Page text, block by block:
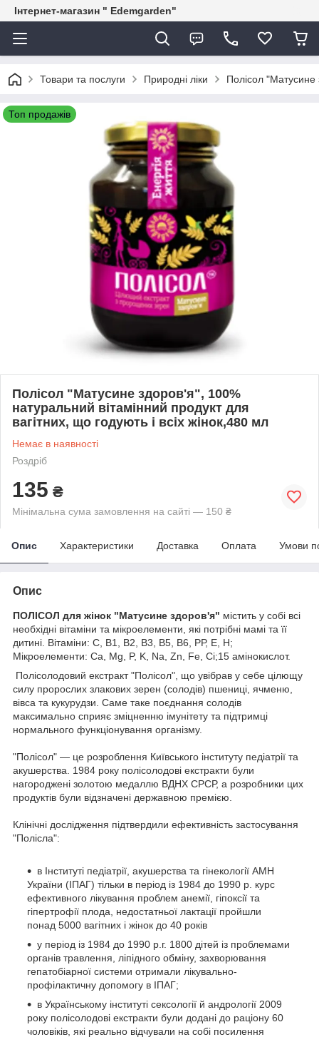
Інтернет-магазин " Edemgarden"
Товари та послуги Природні ліки Полісол "Матусине
Топ продажів
Полісол "Матусине здоров'я", 100%
натуральний вітамінний продукт для
вагітних, що годують і всіх жінок,480 мл
Немає в наявності
Роздріб
135 ₴
Мінімальна сума замовлення на сайті — 150 ₴
Опис Характеристики Доставка Оплата Умови
Опис
ПОЛІСОЛ для жінок "Матусине здоров'я" містить у собі всі
необхідні вітаміни та мікроелементи, які потрібні мамі та її
дитині. Вітаміни: С, В1, В2, В3, В5, В6, РР, Е, Н;
Мікроелементи: Са, Мg, P, K, Na, Zn, Fe, Ci;15 амінокислот.
Полісолодовий екстракт "Полісол", що увібрав у себе цілющу
силу пророслих злакових зерен (солодів) пшениці, ячменю,
вівса та кукурудзи. Саме таке поєднання солодів
максимально сприяє зміцненню імунітету та підтримці
нормального функціонування організму.
"Полісол" — це розроблення Київського інституту педіатрії та
акушерства. 1984 року полісолодові екстракти були
нагороджені золотою медаллю ВДНХ СРСР, а розробники цих
продуктів були відзначені державною премією.
Клінічні дослідження підтвердили ефективність застосування
"Полісла":
в Інституті педіатрії, акушерства та гінекології АМН
України (ІПАГ) тільки в період із 1984 до 1990 р. курс
ефективного лікування проблем анемії, гіпоксії та
гіпертрофії плода, недостатньої лактації пройшли
понад 5000 вагітних і жінок до 40 років
у період із 1984 до 1990 р.г. 1800 дітей із проблемами
органів травлення, ліпідного обміну, захворювання
гепатобіарної системи отримали лікувально-
профілактичну допомогу в ІПАГ;
в Українському інституті сексології й андрології 2009
року полісолодові екстракти були додані до раціону 60
чоловіків, які реально відчували на собі посилення